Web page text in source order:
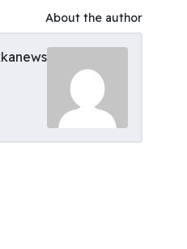
About the author